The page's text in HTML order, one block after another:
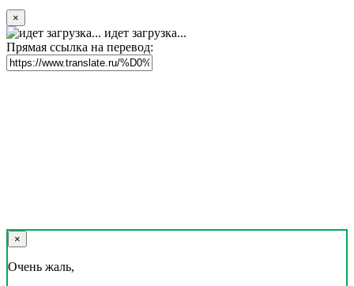
×
идет загрузка...
Прямая ссылка на перевод:
×
Очень жаль,